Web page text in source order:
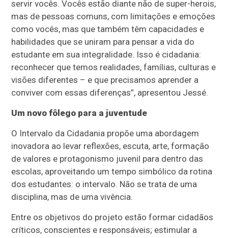
servir vocês. Vocês estão diante não de super-herois,
mas de pessoas comuns, com limitações e emoções
como vocês, mas que também têm capacidades e
habilidades que se uniram para pensar a vida do
estudante em sua integralidade. Isso é cidadania:
reconhecer que temos realidades, famílias, culturas e
visões diferentes – e que precisamos aprender a
conviver com essas diferenças”, apresentou Jessé.
Um novo fôlego para a juventude
O Intervalo da Cidadania propõe uma abordagem
inovadora ao levar reflexões, escuta, arte, formação
de valores e protagonismo juvenil para dentro das
escolas, aproveitando um tempo simbólico da rotina
dos estudantes: o intervalo. Não se trata de uma
disciplina, mas de uma vivência.
Entre os objetivos do projeto estão formar cidadãos
críticos, conscientes e responsáveis; estimular a